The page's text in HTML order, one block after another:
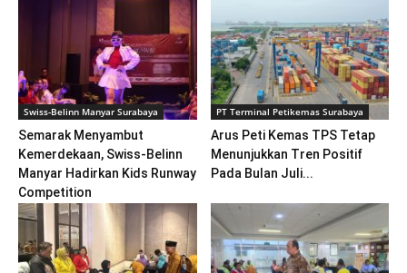
Swiss-Belinn Manyar Surabaya
Semarak Menyambut
Kemerdekaan, Swiss-Belinn
Manyar Hadirkan Kids Runway
Competition
PT Terminal Petikemas Surabaya
Arus Peti Kemas TPS Tetap
Menunjukkan Tren Positif
Pada Bulan Juli...